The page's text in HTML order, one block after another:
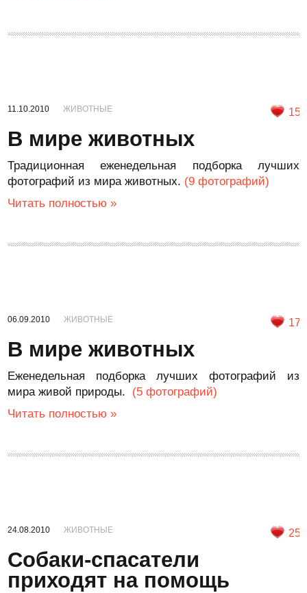
11.10.2010 ЖИВОТНЫЕ 15
В мире животных
Традиционная еженедельная подборка лучших
фотографий из мира животных. (9 фотографий)
Читать полностью »
06.09.2010 ЖИВОТНЫЕ 17
В мире животных
Еженедельная подборка лучших фотографий из
мира живой природы. (5 фотографий)
Читать полностью »
24.08.2010 ЖИВОТНЫЕ 25
Собаки-спасатели
приходят на помощь